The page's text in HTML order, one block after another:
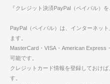
『クレジット決済PayPal（ペイパル）
PayPal（ペイパル）は、インターネッ
ます。
MasterCard・VISA・American Express
可能です。
クレジットカード情報を登録しておけ
す。